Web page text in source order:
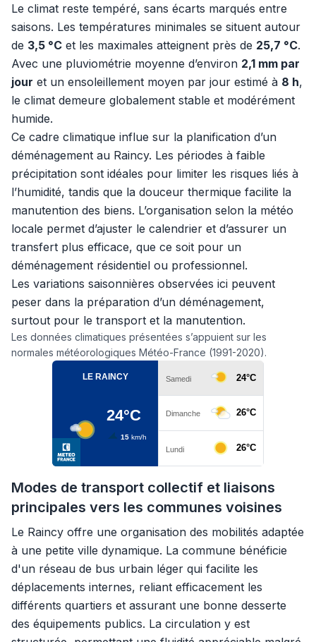
Le climat reste tempéré, sans écarts marqués entre
saisons. Les températures minimales se situent autour
de 3,5 °C et les maximales atteignent près de 25,7 °C.
Avec une pluviométrie moyenne d’environ 2,1 mm par
jour et un ensoleillement moyen par jour estimé à 8 h,
le climat demeure globalement stable et modérément
humide.
Ce cadre climatique influe sur la planification d’un
déménagement au Raincy. Les périodes à faible
précipitation sont idéales pour limiter les risques liés à
l’humidité, tandis que la douceur thermique facilite la
manutention des biens. L’organisation selon la météo
locale permet d’ajuster le calendrier et d’assurer un
transfert plus efficace, que ce soit pour un
déménagement résidentiel ou professionnel.
Les variations saisonnières observées ici peuvent
peser dans la préparation d’un déménagement,
surtout pour le transport et la manutention.
Les données climatiques présentées s’appuient sur les
normales météorologiques Météo-France (1991-2020).
Modes de transport collectif et liaisons
principales vers les communes voisines
Le Raincy offre une organisation des mobilités adaptée
à une petite ville dynamique. La commune bénéficie
d'un réseau de bus urbain léger qui facilite les
déplacements internes, reliant efficacement les
différents quartiers et assurant une bonne desserte
des équipements publics. La circulation y est